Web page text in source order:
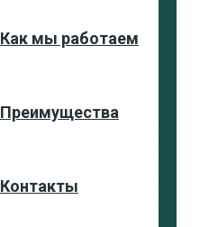
Как мы работаем
Преимущества
Контакты